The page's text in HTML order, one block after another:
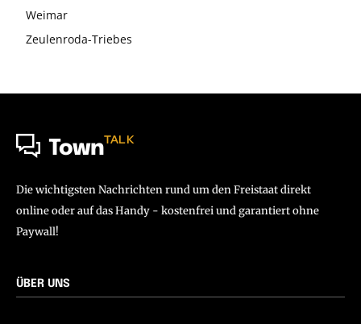
Weimar
Zeulenroda-Triebes
TownTALK
Die wichtigsten Nachrichten rund um den Freistaat direkt
online oder auf das Handy - kostenfrei und garantiert ohne
Paywall!
ÜBER UNS